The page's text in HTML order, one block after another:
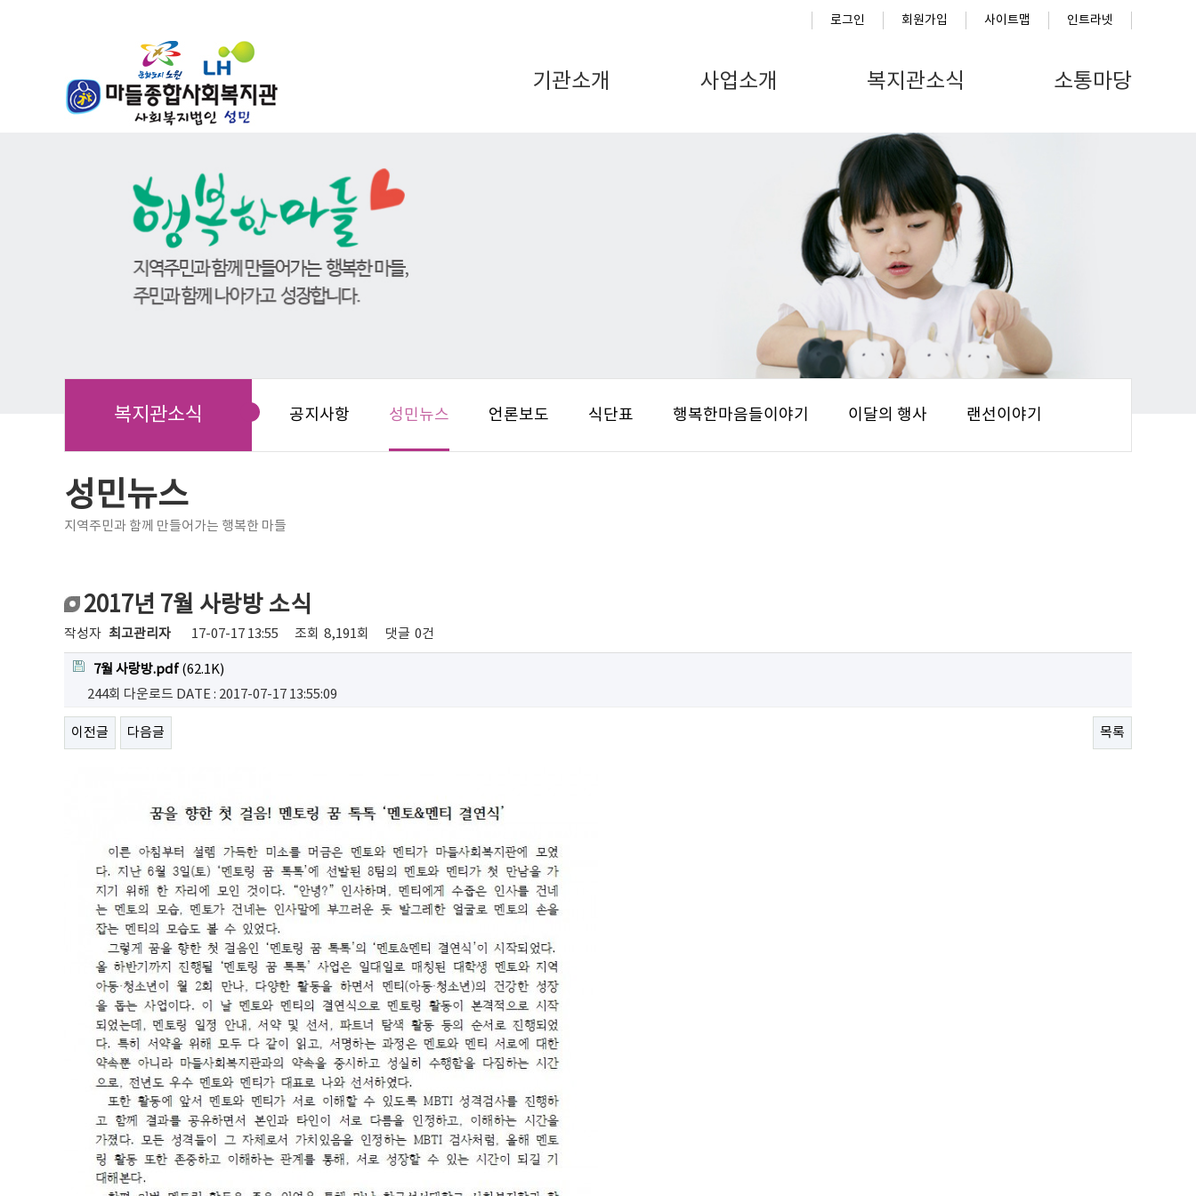
로그인 회원가입 사이트맵 인트라넷
기관소개 사업소개 복지관소식 소통마당
복지관소식 공지사항 성민뉴스 언론보도 식단표 행복한마음들이야기 이달의 행사 랜선이야기
성민뉴스
지역주민과 함께 만들어가는 행복한 마들
2017년 7월 사랑방 소식
작성자 최고관리자 17-07-17 13:55 조회 8,191회 댓글 0건
7월 사랑방.pdf (62.1K)
244회 다운로드 DATE : 2017-07-17 13:55:09
이전글 다음글 목록